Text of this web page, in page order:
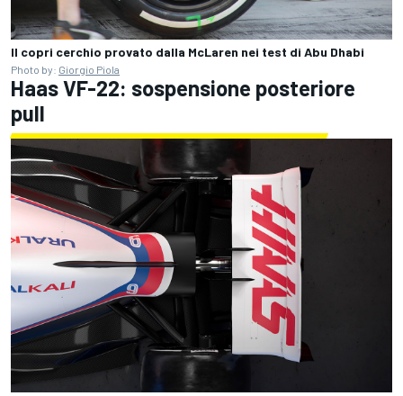
Il copri cerchio provato dalla McLaren nei test di Abu Dhabi
Photo by: Giorgio Piola
Haas VF-22: sospensione posteriore
pull